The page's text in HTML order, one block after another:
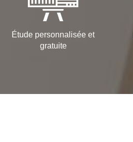
Étude personnalisée et
gratuite